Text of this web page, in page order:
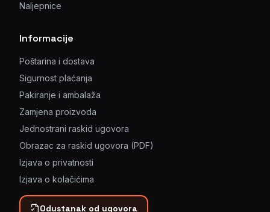
Naljepnice
Informacije
Poštarina i dostava
Sigurnost plaćanja
Pakiranje i ambalaža
Zamjena proizvoda
Jednostrani raskid ugovora
Obrazac za raskid ugovora (PDF)
Izjava o privatnosti
Izjava o kolačićima
Odustanak od ugovora